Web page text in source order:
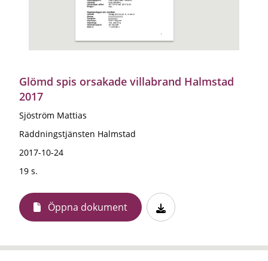
Glömd spis orsakade villabrand Halmstad
2017
Sjöström Mattias
Räddningstjänsten Halmstad
2017-10-24
19 s.
Öppna dokument